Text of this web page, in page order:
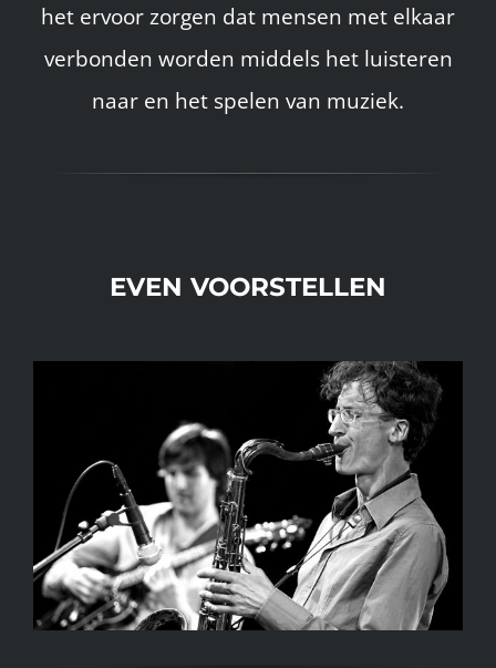
het ervoor zorgen dat mensen met elkaar
verbonden worden middels het luisteren
naar en het spelen van muziek.
EVEN VOORSTELLEN